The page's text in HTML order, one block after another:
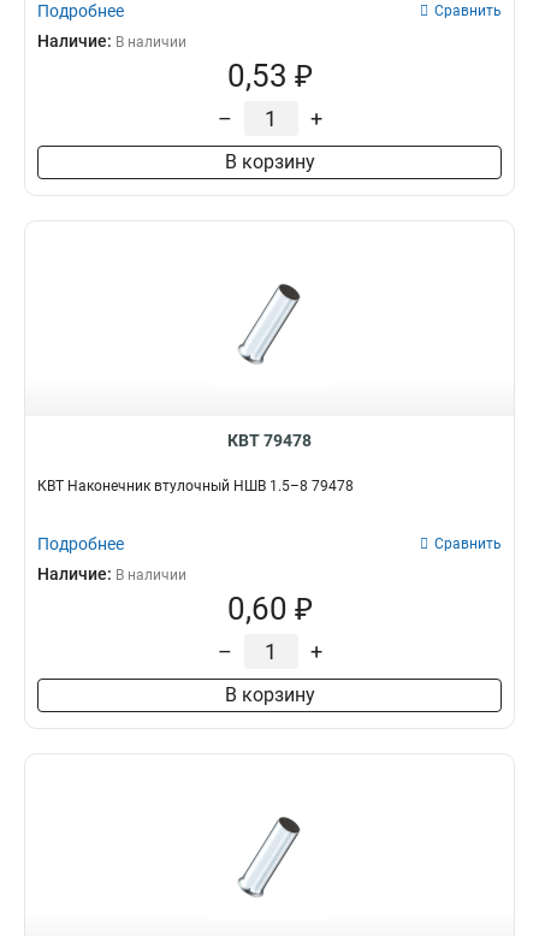
Подробнее Сравнить
Наличие: В наличии
0,53 ₽
– +
В корзину
КВТ 79478
КВТ Наконечник втулочный НШВ 1.5–8 79478
Подробнее Сравнить
Наличие: В наличии
0,60 ₽
– +
В корзину